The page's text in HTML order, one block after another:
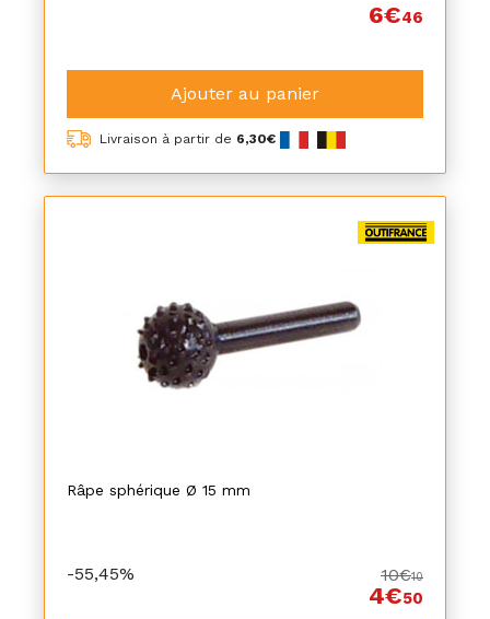
6€46
Ajouter au panier
Livraison à partir de 6,30€
Râpe sphérique Ø 15 mm
-55,45% 10€10
4€50